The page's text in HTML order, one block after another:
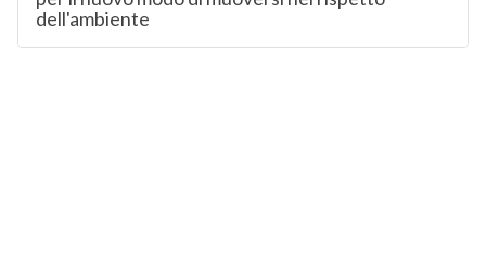
dell'ambiente